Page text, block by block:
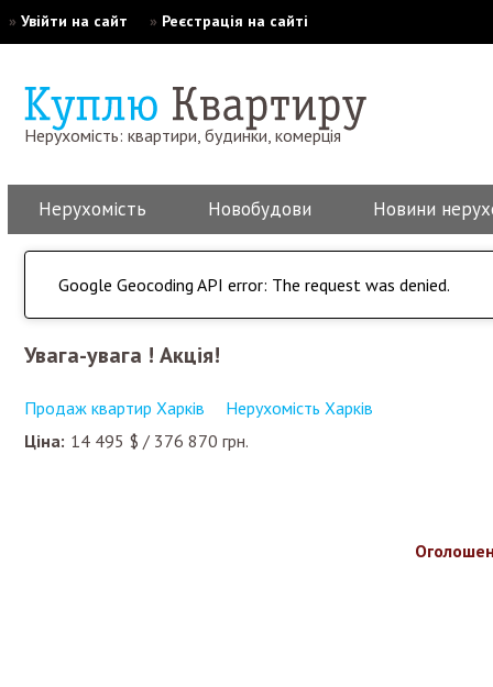
» Увійти на сайт » Реєстрація на сайті
Нерухомість: квартири, будинки, комерція
Нерухомість Новобудови Новини
Google Geocoding API error: The request was denied.
Увага-увага ! Акція!
Продаж квартир Харків
Нерухомість Харків
Ціна: 14 495 $ / 376 870 грн.